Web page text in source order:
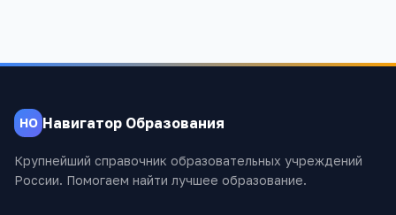
НО Навигатор Образования
Крупнейший справочник образовательных учреждений
России. Помогаем найти лучшее образование.